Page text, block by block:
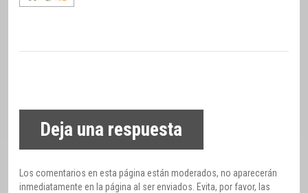
Deja una respuesta
Los comentarios en esta página están moderados, no aparecerán
inmediatamente en la página al ser enviados. Evita, por favor, las